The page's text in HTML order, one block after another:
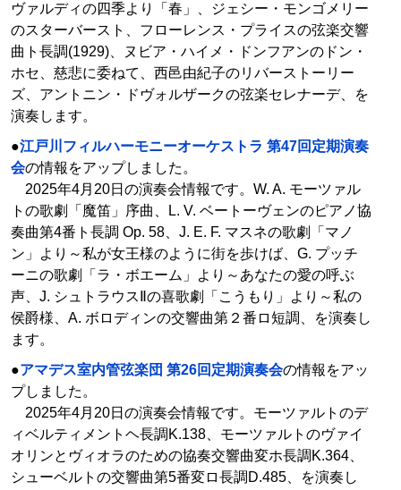
ヴァルディの四季より「春」、ジェシー・モンゴメリー
のスターバースト、フローレンス・プライスの弦楽交響
曲ト長調(1929)、ヌビア・ハイメ・ドンフアンのドン・
ホセ、慈悲に委ねて、西邑由紀子のリバーストーリー
ズ、アントニン・ドヴォルザークの弦楽セレナーデ、を
演奏します。
●江戸川フィルハーモニーオーケストラ 第47回定期演奏
会の情報をアップしました。
2025年4月20日の演奏会情報です。W. A. モーツァル
トの歌劇「魔笛」序曲、L. V. ベートーヴェンのピアノ協
奏曲第4番ト長調 Op. 58、J. E. F. マスネの歌劇「マノ
ン」より～私が女王様のように街を歩けば、G. プッチ
ーニの歌劇「ラ・ボエーム」より～あなたの愛の呼ぶ
声、J. シュトラウスⅡの喜歌劇「こうもり」より～私の
侯爵様、A. ボロディンの交響曲第２番ロ短調、を演奏し
ます。
●アマデス室内管弦楽団 第26回定期演奏会の情報をアッ
プしました。
2025年4月20日の演奏会情報です。モーツァルトのデ
ィベルティメントヘ長調K.138、モーツァルトのヴァイ
オリンとヴィオラのための協奏交響曲変ホ長調K.364、
シューベルトの交響曲第5番変ロ長調D.485、を演奏し